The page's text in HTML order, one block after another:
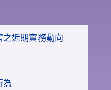
近期實務動向
為